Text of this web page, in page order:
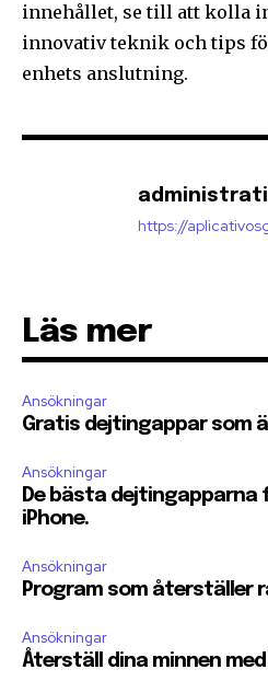
innehållet, se till att kolla
innovativ teknik och tips
enhets anslutning.
https://
Läs mer
Ansökningar
Gratis dejtingappar som
Ansökningar
De bästa dejtingapparna
iPhone.
Ansökningar
Program som återställer
Ansökningar
Återställ dina minnen